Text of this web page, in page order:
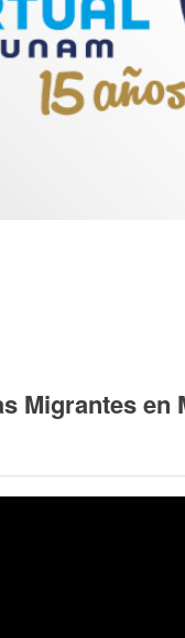
Migrantes en